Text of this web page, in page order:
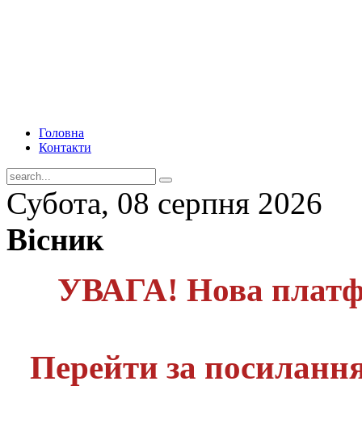
Головна
Контакти
Субота, 08 серпня 2026
Вісник
УВАГА! Нова
Перейти за